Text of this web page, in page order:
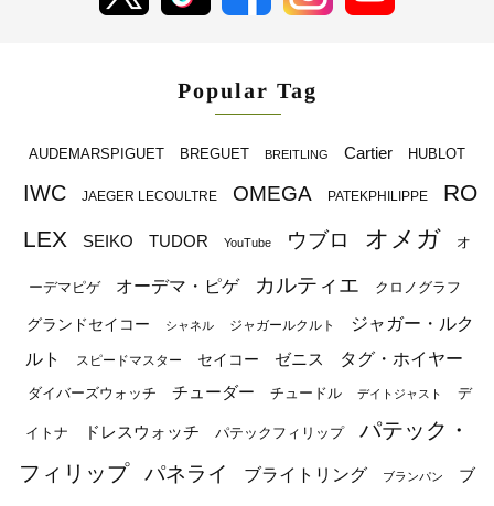
Popular Tag
AUDEMARSPIGUET BREGUET BREITLING Cartier HUBLOT
IWC JAEGER LECOULTRE OMEGA PATEKPHILIPPE
RO
LEX
SEIKO TUDOR YouTube ウブロ オメガ オ
ーデマピゲ オーデマ・ピゲ カルティエ クロノグラフ
グランドセイコー シャネル ジャガールクルト
ジャガー・ルク
ルト
スピードマスター セイコー ゼニス タグ・ホイヤー
ダイバーズウォッチ チューダー チュードル デイトジャスト デ
イトナ ドレスウォッチ パテックフィリップ
パテック・
フィリップ
パネライ ブライトリング ブランパン ブ